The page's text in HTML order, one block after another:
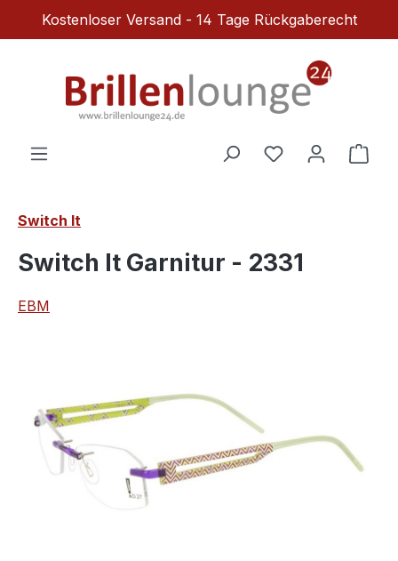
Zum Hauptinhalt springen
Kostenloser Versand - 14 Tage Rückgaberecht
Du hast 0
Switch It
Switch It Garnitur - 2331
EBM